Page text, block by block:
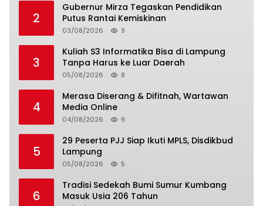
2
Gubernur Mirza Tegaskan Pendidikan
Putus Rantai Kemiskinan
03/08/2026 9
3
Kuliah S3 Informatika Bisa di Lampung
Tanpa Harus ke Luar Daerah
05/08/2026 8
4
Merasa Diserang & Difitnah, Wartawan
Media Online
04/08/2026 6
5
29 Peserta PJJ Siap Ikuti MPLS, Disdikbud
Lampung
05/08/2026 5
6
Tradisi Sedekah Bumi Sumur Kumbang
Masuk Usia 206 Tahun